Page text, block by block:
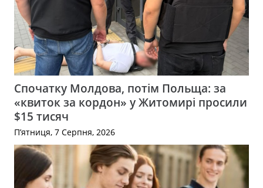
Спочатку Молдова, потім Польща: за
«квиток за кордон» у Житомирі просили
$15 тисяч
П’ятниця, 7 Серпня, 2026